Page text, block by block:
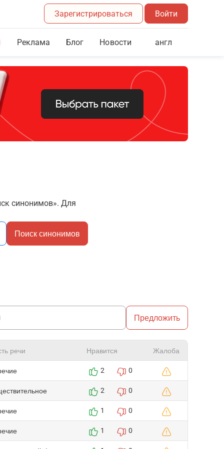
Зарегистрироваться Войти
Реклама Блог Новости англ
синонимов». Для
Поиск синонимов
Предложить
речи Нравится
Жалоба
2 0
2 0
1 0
1 0